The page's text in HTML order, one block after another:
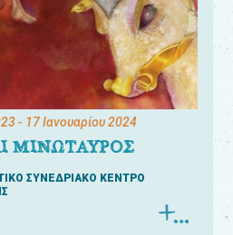
- 17 Ιανουαρίου 2024
ΜΙΝΩΤΑΥΡΟΣ
ΣΥΝΕΔΡΙΑΚΟ ΚΕΝΤΡΟ